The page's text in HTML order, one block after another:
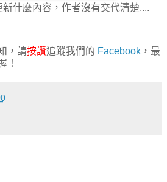
什麼內容，作者沒有交代清楚....
，請按讚追蹤我們的 Facebook ，最
！